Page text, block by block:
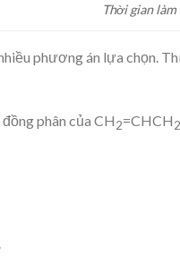
Thời gian làm
phương án lựa chọn.
phân của CH2=CHCH2
.